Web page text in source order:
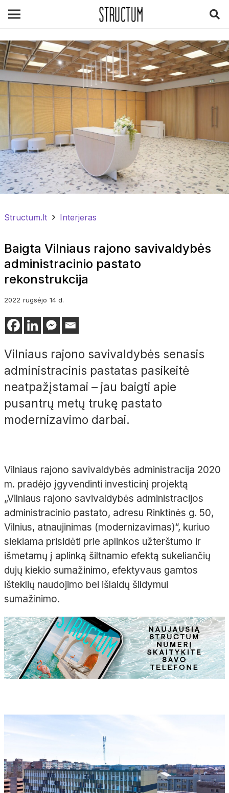
Structum.lt Interjeras
Baigta Vilniaus rajono savivaldybės
administracinio pastato
rekonstrukcija
2022 rugsėjo 14 d.
Vilniaus rajono savivaldybės senasis
administracinis pastatas pasikeitė
neatpažįstamai – jau baigti apie
pusantrų metų trukę pastato
modernizavimo darbai.
Vilniaus rajono savivaldybės administracija 2020
m. pradėjo įgyvendinti investicinį projektą
„Vilniaus rajono savivaldybės administracijos
administracinio pastato, adresu Rinktinės g. 50,
Vilnius, atnaujinimas (modernizavimas)“, kuriuo
siekiama prisidėti prie aplinkos užterštumo ir
išmetamų į aplinką šiltnamio efektą sukeliančių
dujų kiekio sumažinimo, efektyvaus gamtos
išteklių naudojimo bei išlaidų šildymui
sumažinimo.